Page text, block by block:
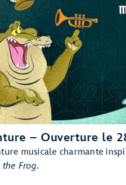
– Ouverture le
musicale charmante
the Frog.